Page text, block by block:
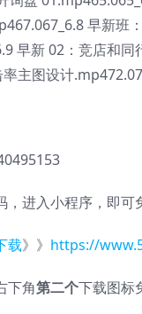
早新班
早新 02：竞店和
主图设计
进入小程序，即可
载》》 https://
下角第二个下载图标